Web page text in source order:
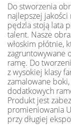
Do stworzenia
najlepszej jakości
pędzla stoją lata
talent. Nasze
włoskim
zagruntowywane
ramę. Do
z wysokiej klasy
zamalowane
dodatkowych
Produkt jest
promieniowania
przy długiej